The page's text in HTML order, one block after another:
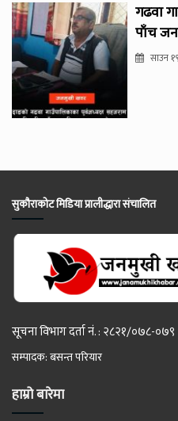
गढवा
पाँच
साउन
सुकौराकोट मिडिया प्रालीद्धारा संचालित
सूचना विभाग दर्ता नं. : २८२१/०७८-०७९
सम्पादक: बसन्त परियार
हाम्रो बारेमा